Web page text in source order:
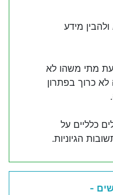
מידע
מתי משהו לא
כרוך בפתרון
כלליים על
הגיוניות.
-